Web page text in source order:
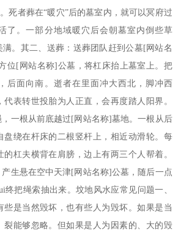
死者葬在“暖穴”后的墓室内，就可以冥府过
了。一部分地域暖穴后会朝墓室内倒些草
。其二、送葬：送葬团队赶到公墓[网站名
位[网站名称]公墓，将杠床抬上墓室上。把
后面向南。逝者在里面冲大西北，脚冲西
表转世投胎为人正直，会再度踏人阳界。
一根从前底越过[网站名称]墓地。一根从后
盘绕在杆床的二根竖杆上，相近动滑轮。每
杠夫横背在肩膀，边上有两三个人帮着。
生悬在空中天津[网站名称]公墓，随后一点
终把绳索抽出来。坟地风水应常见问题一、
些是当然毁坏，也有些人为毁坏。如果是当
裂能够忽略。但如果是人为因素的、大的毁